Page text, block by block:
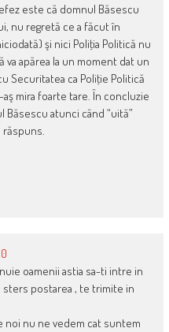
este că domnul Băsescu
nu regretă ce a făcut în
şi nici Poliţia Politică nu
va apărea la un moment dat un
Securitatea ca Poliţie Politică
mira foarte tare. În concluzie
atunci când “uită”
răspuns.
oamenii astia sa-ti intre in
sters postarea , te trimite in
noi nu ne vedem cat suntem